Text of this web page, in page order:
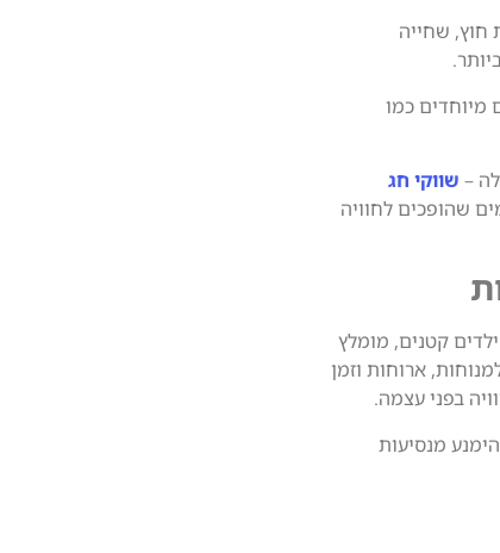
חוץ, שחייה
מיוחדים כמו
– שווקי חג
שהופכים לחוויה
קטנים, מומלץ
ארוחות וזמן
בפני עצמה.
מנסיעות